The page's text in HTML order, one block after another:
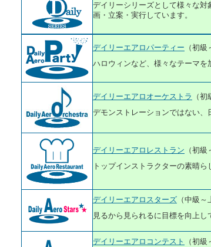
デイリーシリーズとして様々な対
画・立案・実行しています。
デイリーエアロパーティー （初級
ハロウィンなど、様々なテーマを
デイリーエアロオーケストラ
（初
デモンストレーションではない
デイリーエアロレストラン （初級
トップインストラクターの素晴
デイリーエアロスターズ （中級～
見るから見られるに目標を向上し
デイリーエアロコンテスト
（初級